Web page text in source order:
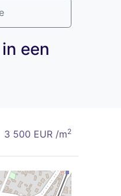
een
3 500 EUR /m2